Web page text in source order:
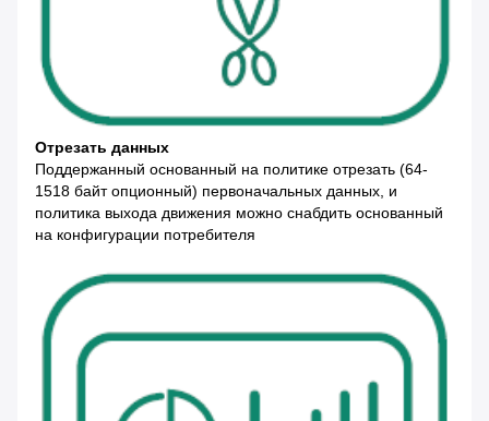
Отрезать данных
Поддержанный основанный на политике отрезать (64-
1518 байт опционный) первоначальных данных, и
политика выхода движения можно снабдить основанный
на конфигурации потребителя